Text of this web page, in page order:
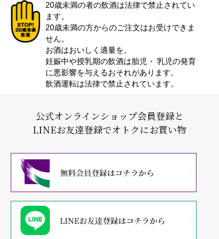
20歳未満の者の飲酒は法律で禁止されてい
ます。
20歳未満の方からのご注文はお受けできま
せん。
お酒はおいしく適量を。
妊娠中や授乳期の飲酒は胎児・ 乳児の発育
に悪影響を与えるおそれがあります。
飲酒運転は法律で禁止されています。
公式オンラインショップ会員登録と
LINEお友達登録でオトクにお買い物